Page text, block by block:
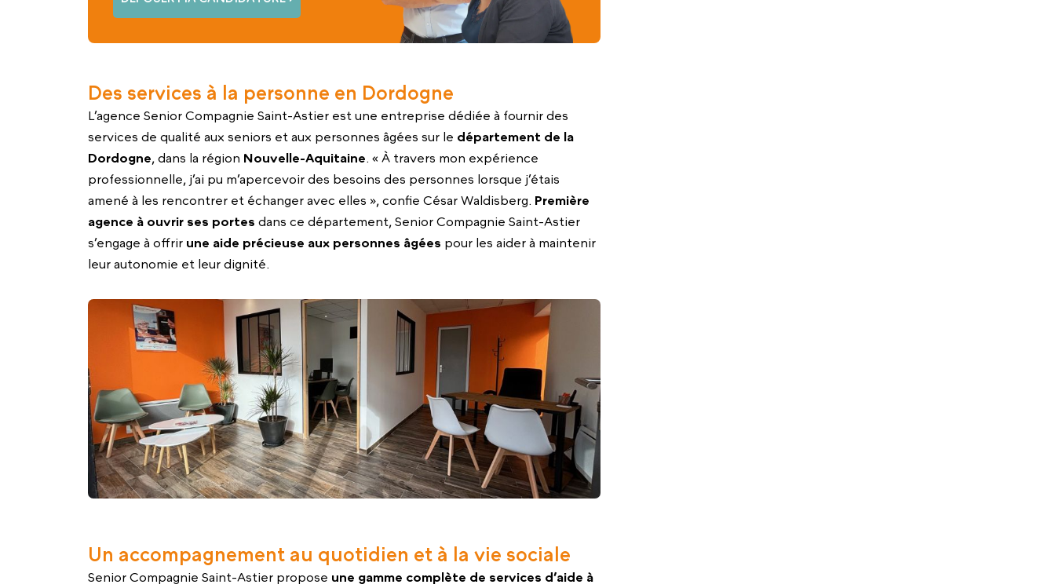
Des services à la personne en Dordogne
L’agence Senior Compagnie Saint-Astier est une entreprise dédiée à fournir des
services de qualité aux seniors et aux personnes âgées sur le département de la
Dordogne, dans la région Nouvelle-Aquitaine. « À travers mon expérience
professionnelle, j’ai pu m’apercevoir des besoins des personnes lorsque j’étais
amené à les rencontrer et échanger avec elles », confie César Waldisberg. Première
agence à ouvrir ses portes dans ce département, Senior Compagnie Saint-Astier
s’engage à offrir une aide précieuse aux personnes âgées pour les aider à maintenir
leur autonomie et leur dignité.
Un accompagnement au quotidien et à la vie sociale
Senior Compagnie Saint-Astier propose une gamme complète de services d’aide à